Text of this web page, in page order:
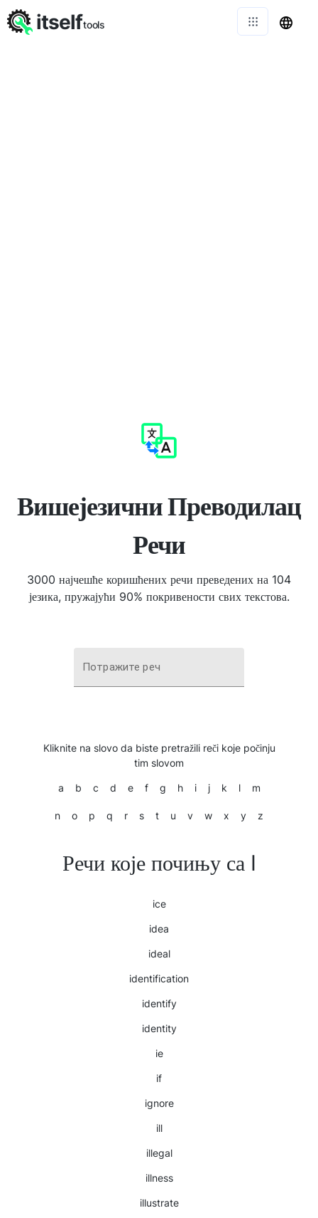
Вишејезични Преводилац
Речи
3000 најчешће коришћених речи преведених на 104
језика, пружајући 90% покривености свих текстова.
Потражите реч
Kliknite na slovo da biste pretražili reči koje počinju
tim slovom
a b c d e f g h i j k l m
n o p q r s t u v w x y z
Речи које почињу са I
ice
idea
ideal
identification
identify
identity
ie
if
ignore
ill
illegal
illness
illustrate
itselftools